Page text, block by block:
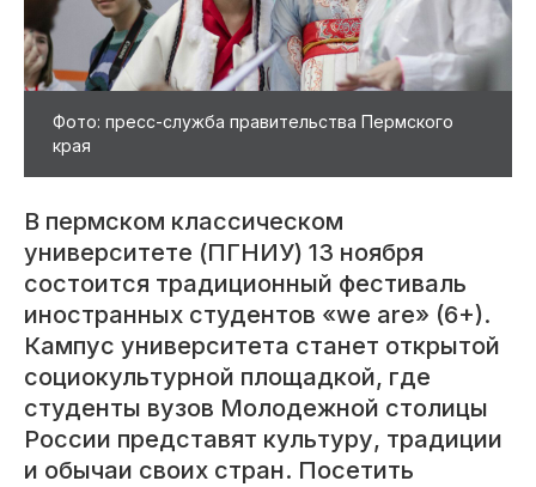
Фото: пресс-служба правительства Пермского
края
В пермском классическом
университете (ПГНИУ) 13 ноября
состоится традиционный фестиваль
иностранных студентов «we are» (6+).
Кампус университета станет открытой
социокультурной площадкой, где
студенты вузов Молодежной столицы
России представят культуру, традиции
и обычаи своих стран. Посетить